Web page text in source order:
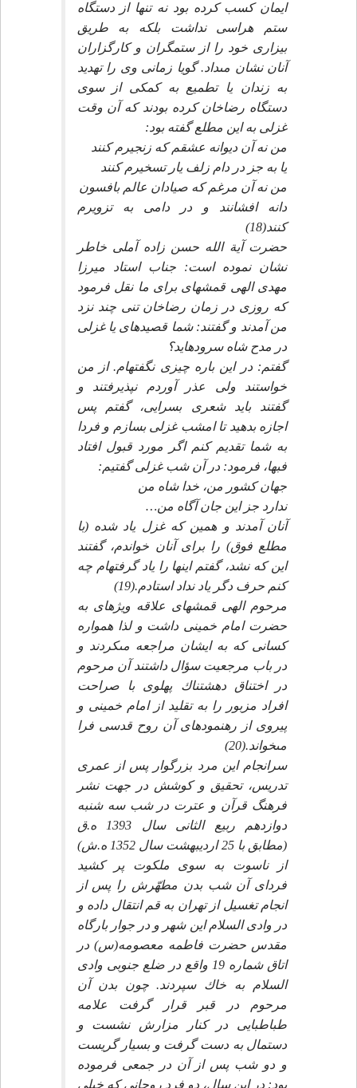
ايمان كسب كرده بود نه تنها از دستگاه
ستم هراسى نداشت بلكه به طريق
بيزارى خود را از ستمگران و كارگزاران
آنان نشان مى‏داد. گويا زمانى وى را تهديد
به زندان يا تطميع به كمكى از سوى
دستگاه رضاخان كرده بودند كه آن وقت
غزلى به اين مطلع گفته بود:
من نه آن ديوانه عشقم كه زنجيرم كنند
يا به جز در دام زلف يار تسخيرم كنند
من نه آن مرغم كه صيادان عالم بافسون‏
دانه افشانند و در دامى به تزويرم
كنند(18)
حضرت آية الله حسن زاده آملى خاطر
نشان نموده است: جناب استاد ميرزا
مهدى الهى قمشه‏اى براى ما نقل فرمود
كه روزى در زمان رضاخان تنى چند نزد
من آمدند و گفتند: شما قصيده‏اى يا غزلى
در مدح شاه سروده‏ايد؟
گفتم: در اين باره چيزى نگفته‏ام. از من
خواستند ولى عذر آوردم نپذيرفتند و
گفتند بايد شعرى بسرايى، گفتم پس
اجازه بدهيد تا امشب غزلى بسازم و فردا
به شما تقديم كنم اگر مورد قبول افتاد
فبها، فرمود: در آن شب غزلى گفتيم:
جهان كشور من، خدا شاه من‏
ندارد جز اين جان آگاه من…
آنان آمدند و همين كه غزل ياد شده (با
مطلع فوق) را براى آنان خواندم، گفتند
اين كه نشد، گفتم اين‏ها را ياد گرفته‏ام چه
كنم حرف دگر ياد نداد استادم.(19)
مرحوم الهى قمشه‏اى علاقه ويژه‏اى به
حضرت امام خمينى داشت و لذا همواره
كسانى كه به ايشان مراجعه مى‏كردند و
در باب مرجعيت سؤال داشتند آن مرحوم
در اختناق دهشتناك پهلوى با صراحت
افراد مزبور را به تقليد از امام خمينى و
پيروى از رهنمودهاى آن روح قدسى فرا
مى‏خواند.(20)
سرانجام اين مرد بزرگوار پس از عمرى
تدريس، تحقيق و كوشش در جهت نشر
فرهنگ قرآن و عترت در شب سه شنبه
دوازدهم ربيع الثانى سال 1393 ه.ق
(مطابق با 25 ارديبهشت سال 1352 ه.ش)
از ناسوت به سوى ملكوت پر كشيد
فرداى آن شب بدن مطهّرش را پس از
انجام تغسيل از تهران به قم انتقال داده و
در وادى السلام اين شهر و در جوار بارگاه
مقدس حضرت فاطمه معصومه(س) در
اتاق شماره 19 واقع در ضلع جنوبى وادى
السلام به خاك سپردند. چون بدن آن
مرحوم در قبر قرار گرفت علامه
طباطبايى در كنار مزارش نشست و
دستمال به دست گرفت و بسيار گريست
و دو شب پس از آن در جمعى فرموده
بود: در اين سال، دو فرد روحانى كه خيلى